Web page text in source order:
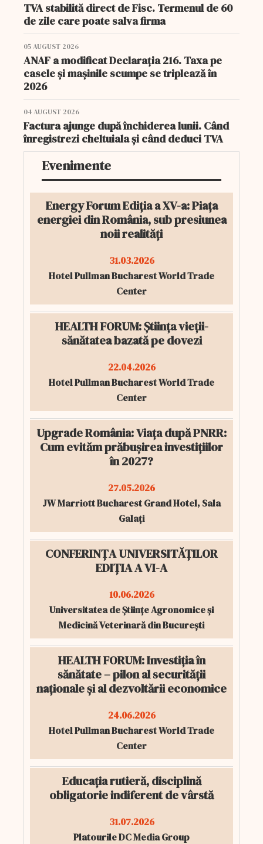
TVA stabilită direct de Fisc. Termenul de 60
de zile care poate salva firma
05 AUGUST 2026
ANAF a modificat Declarația 216. Taxa pe
casele și mașinile scumpe se triplează în
2026
04 AUGUST 2026
Factura ajunge după închiderea lunii. Când
înregistrezi cheltuiala și când deduci TVA
Evenimente
Energy Forum Ediția a XV-a: Piața
energiei din România, sub presiunea
noii realități
31.03.2026
Hotel Pullman Bucharest World Trade
Center
HEALTH FORUM: Știința vieții-
sănătatea bazată pe dovezi
22.04.2026
Hotel Pullman Bucharest World Trade
Center
Upgrade România: Viața după PNRR:
Cum evităm prăbușirea investițiilor
în 2027?
27.05.2026
JW Marriott Bucharest Grand Hotel, Sala
Galați
CONFERINȚA UNIVERSITĂȚILOR
EDIȚIA A VI-A
10.06.2026
Universitatea de Științe Agronomice și
Medicină Veterinară din București
HEALTH FORUM: Investiția în
sănătate – pilon al securității
naționale și al dezvoltării economice
24.06.2026
Hotel Pullman Bucharest World Trade
Center
Educația rutieră, disciplină
obligatorie indiferent de vârstă
31.07.2026
Platourile DC Media Group